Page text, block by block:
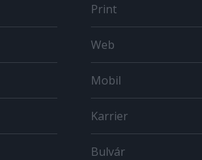
Print
Web
Mobil
Karrier
Bulvár